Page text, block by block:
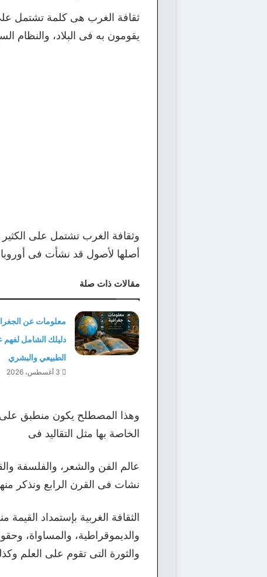
ثقافة الغرب هى كلمة تشتمل على
يقومون به فى البلاد، والنظام
وثقافة الغرب تشتمل على الكثير
أصلها لأصول قد نشأت فى
مقالات ذات صلة
معلومات عن
دليلك الشامل لفهم
الطبيعي والبشري
3 أغسطس، 2026
وهذا المصطلح يكون منطبق على
الخاصة بها مثل التقاليد فى
عالم الفن والشعر، والفلسفة
نشات فى القرن الرابع ونذكر منها
الثقافة الغربية بإستمداد
والديموقراطية، والمساواة،
والثورة التى تقوم على العلم